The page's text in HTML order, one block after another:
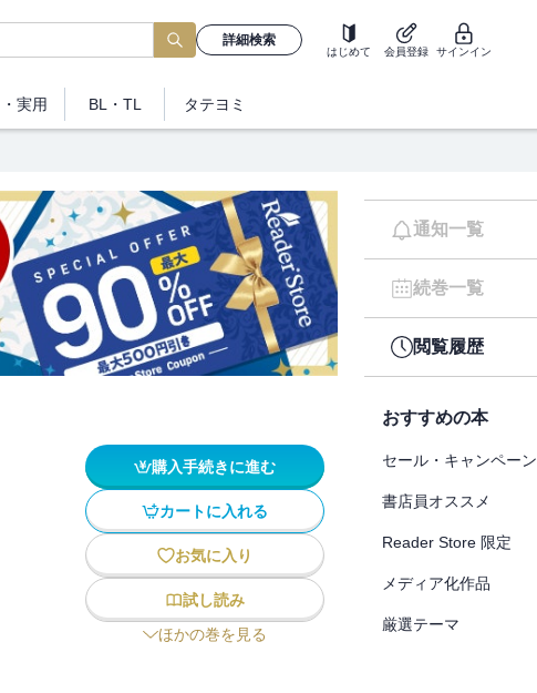
詳細検索
はじめて 会員登録 サインイン
・実用 BL・TL タテヨミ
購入手続きに進む
カートに入れる
お気に入り
試し読み
ほかの巻を見る
通知一覧
続巻一覧
閲覧履歴
おすすめの本
セール・キャンペーン
書店員オススメ
Reader Store 限定
メディア化作品
厳選テーマ